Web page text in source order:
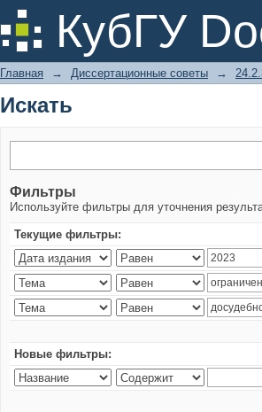
КубГУ
Искать
Главная → Диссертационные советы →
Искать
Фильтры
Используйте фильтры для уточнения
Текущие фильтры:
Новые фильтры: